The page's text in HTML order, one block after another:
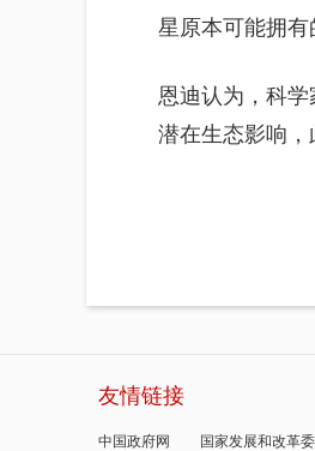
星原本可能拥有
恩迪认为，科
潜在生态影响，
友情链接
中国政府网 国家发展和改革